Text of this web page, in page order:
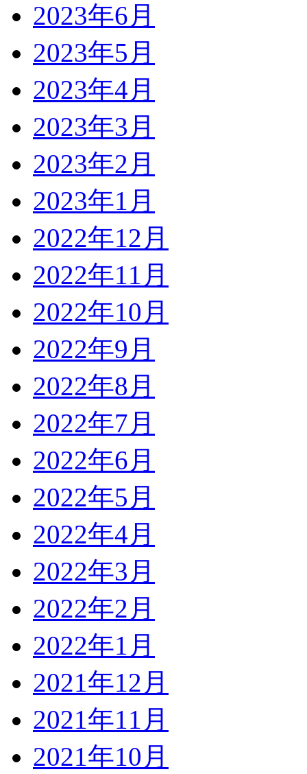
2023年6月
2023年5月
2023年4月
2023年3月
2023年2月
2023年1月
2022年12月
2022年11月
2022年10月
2022年9月
2022年8月
2022年7月
2022年6月
2022年5月
2022年4月
2022年3月
2022年2月
2022年1月
2021年12月
2021年11月
2021年10月